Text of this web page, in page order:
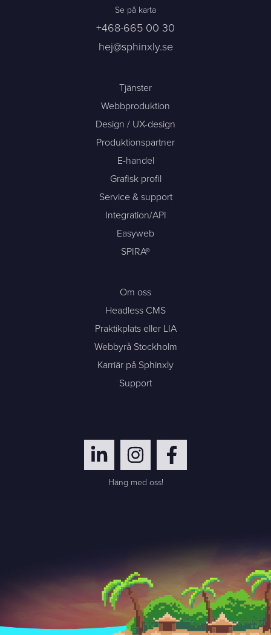
Se på karta
+468-665 00 30
hej@sphinxly.se
Tjänster
Webbproduktion
Design / UX-design
Produktionspartner
E-handel
Grafisk profil
Service & support
Integration/API
Easyweb
SPIRA®
Om oss
Headless CMS
Praktikplats eller LIA
Webbyrå Stockholm
Karriär på Sphinxly
Support
Häng med oss!